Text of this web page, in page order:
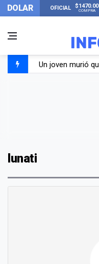
DOLAR OFICIAL $1470.00
COMPRA
Un joven murió
lunati